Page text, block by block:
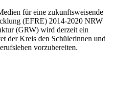
für eine zukunftsweisende
(EFRE) 2014-2020 NRW
(GRW) wird derzeit ein
der Kreis den Schülerinnen und
vorzubereiten.